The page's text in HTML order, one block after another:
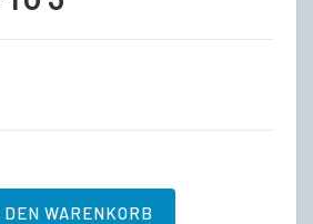
DEN WARENKORB